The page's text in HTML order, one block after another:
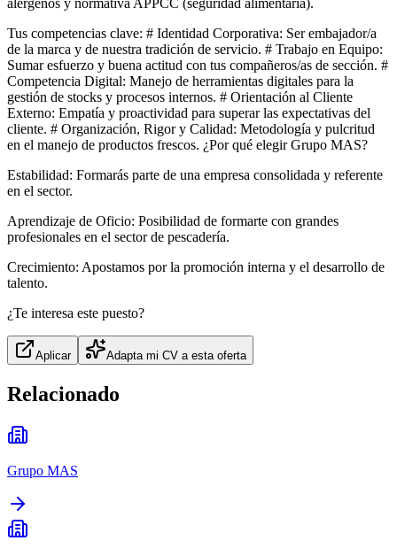
alérgenos y normativa APPCC (seguridad alimentaria).
Tus competencias clave: # Identidad Corporativa: Ser embajador/a
de la marca y de nuestra tradición de servicio. # Trabajo en Equipo:
Sumar esfuerzo y buena actitud con tus compañeros/as de sección. #
Competencia Digital: Manejo de herramientas digitales para la
gestión de stocks y procesos internos. # Orientación al Cliente
Externo: Empatía y proactividad para superar las expectativas del
cliente. # Organización, Rigor y Calidad: Metodología y pulcritud
en el manejo de productos frescos. ¿Por qué elegir Grupo MAS?
Estabilidad: Formarás parte de una empresa consolidada y referente
en el sector.
Aprendizaje de Oficio: Posibilidad de formarte con grandes
profesionales en el sector de pescadería.
Crecimiento: Apostamos por la promoción interna y el desarrollo de
talento.
¿Te interesa este puesto?
Aplicar Adapta mi CV a esta oferta
Relacionado
Grupo MAS